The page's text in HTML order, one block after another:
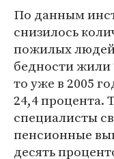
По данным
снизилось
пожилых
бедности жили
то уже в 2005
24,4 процента.
специалисты
пенсионные
десять